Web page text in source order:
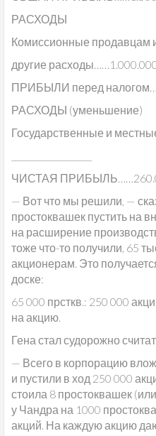
РАСХОДЫ
Комиссионные продавцам
другие
ПРИБЫЛИ перед
РАСХОДЫ (уменьшение)
Государственные и
ЧИСТАЯ
— Вот что мы решили, —
простоквашек пустить на
на расширение
тоже что-то получили, 65
акционерам. Это
доске:
65 000 прсткв.: 250 000
на акцию.
Гена стал судорожно
— Всего в корпорацию
и пустили в ход 250 000
стоила 8 простоквашек
у Чандра на 1000
акций. На каждую акцию